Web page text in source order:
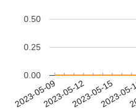
2023-05-092023-05-122023-05-15
2023-
0.00
0.25
0.50